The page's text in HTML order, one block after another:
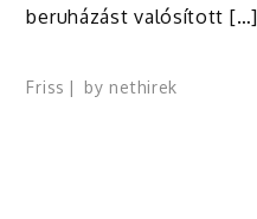
beruházást valósított […]
Friss by nethirek